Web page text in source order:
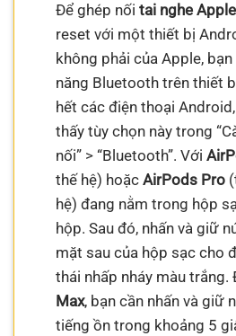
Để ghép nốitai nghe
reset với một thiết bị
không phải của Apple,
năng Bluetooth trên thiết
hết các điện thoại
thấy tùy chọn này trong
nối” > “Bluetooth”. Với
thế hệ) hoặcAirPods Pro
hệ) đang nằm trong hộp
hộp. Sau đó, nhấn và giữ
mặt sau của hộp sạc cho
thái nhấp nháy màu
Max, bạn cần nhấn và giữ
tiếng ồn trong khoảng 5